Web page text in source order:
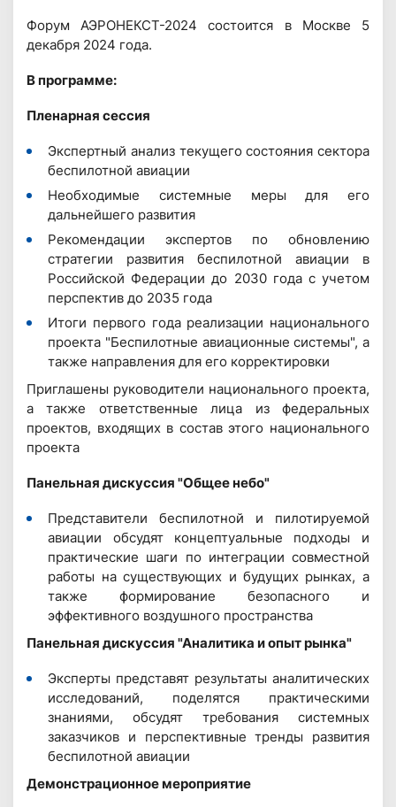
Форум АЭРОНЕКСТ-2024 состоится в Москве 5
декабря 2024 года.
В программе:
Пленарная сессия
Экспертный анализ текущего состояния сектора
беспилотной авиации
Необходимые системные меры для его
дальнейшего развития
Рекомендации экспертов по обновлению
стратегии развития беспилотной авиации в
Российской Федерации до 2030 года с учетом
перспектив до 2035 года
Итоги первого года реализации национального
проекта "Беспилотные авиационные системы", а
также направления для его корректировки
Приглашены руководители национального проекта,
а также ответственные лица из федеральных
проектов, входящих в состав этого национального
проекта
Панельная дискуссия "Общее небо"
Представители беспилотной и пилотируемой
авиации обсудят концептуальные подходы и
практические шаги по интеграции совместной
работы на существующих и будущих рынках, а
также формирование безопасного и
эффективного воздушного пространства
Панельная дискуссия "Аналитика и опыт рынка"
Эксперты представят результаты аналитических
исследований, поделятся практическими
знаниями, обсудят требования системных
заказчиков и перспективные тренды развития
беспилотной авиации
Демонстрационное мероприятие